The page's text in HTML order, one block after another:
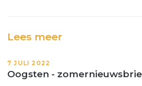
Lees meer
7 JULI 2022
Oogsten -